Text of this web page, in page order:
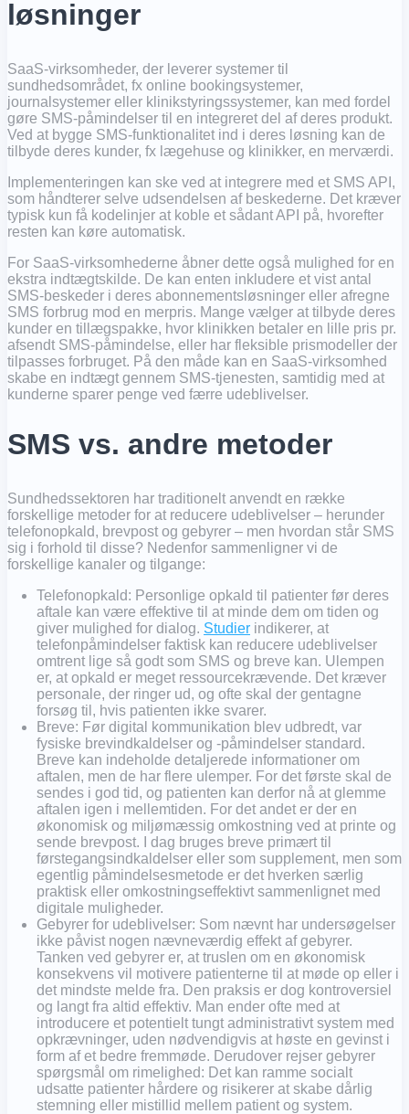
løsninger
SaaS-virksomheder, der leverer systemer til
sundhedsområdet, fx online bookingsystemer,
journalsystemer eller klinikstyringssystemer, kan med fordel
gøre SMS-påmindelser til en integreret del af deres produkt.
Ved at bygge SMS-funktionalitet ind i deres løsning kan de
tilbyde deres kunder, fx lægehuse og klinikker, en merværdi.
Implementeringen kan ske ved at integrere med et SMS API,
som håndterer selve udsendelsen af beskederne. Det kræver
typisk kun få kodelinjer at koble et sådant API på, hvorefter
resten kan køre automatisk.
For SaaS-virksomhederne åbner dette også mulighed for en
ekstra indtægtskilde. De kan enten inkludere et vist antal
SMS-beskeder i deres abonnementsløsninger eller afregne
SMS forbrug mod en merpris. Mange vælger at tilbyde deres
kunder en tillægspakke, hvor klinikken betaler en lille pris pr.
afsendt SMS-påmindelse, eller har fleksible prismodeller der
tilpasses forbruget. På den måde kan en SaaS-virksomhed
skabe en indtægt gennem SMS-tjenesten, samtidig med at
kunderne sparer penge ved færre udeblivelser.
SMS vs. andre metoder
Sundhedssektoren har traditionelt anvendt en række
forskellige metoder for at reducere udeblivelser – herunder
telefonopkald, brevpost og gebyrer – men hvordan står SMS
sig i forhold til disse? Nedenfor sammenligner vi de
forskellige kanaler og tilgange:
Telefonopkald: Personlige opkald til patienter før deres
aftale kan være effektive til at minde dem om tiden og
giver mulighed for dialog. Studier indikerer, at
telefonpåmindelser faktisk kan reducere udeblivelser
omtrent lige så godt som SMS og breve kan. Ulempen
er, at opkald er meget ressourcekrævende. Det kræver
personale, der ringer ud, og ofte skal der gentagne
forsøg til, hvis patienten ikke svarer.
Breve: Før digital kommunikation blev udbredt, var
fysiske brevindkaldelser og -påmindelser standard.
Breve kan indeholde detaljerede informationer om
aftalen, men de har flere ulemper. For det første skal de
sendes i god tid, og patienten kan derfor nå at glemme
aftalen igen i mellemtiden. For det andet er der en
økonomisk og miljømæssig omkostning ved at printe og
sende brevpost. I dag bruges breve primært til
førstegangsindkaldelser eller som supplement, men som
egentlig påmindelsesmetode er det hverken særlig
praktisk eller omkostningseffektivt sammenlignet med
digitale muligheder.
Gebyrer for udeblivelser: Som nævnt har undersøgelser
ikke påvist nogen nævneværdig effekt af gebyrer.
Tanken ved gebyrer er, at truslen om en økonomisk
konsekvens vil motivere patienterne til at møde op eller i
det mindste melde fra. Den praksis er dog kontroversiel
og langt fra altid effektiv. Man ender ofte med at
introducere et potentielt tungt administrativt system med
opkrævninger, uden nødvendigvis at høste en gevinst i
form af et bedre fremmøde. Derudover rejser gebyrer
spørgsmål om rimelighed: Det kan ramme socialt
udsatte patienter hårdere og risikerer at skabe dårlig
stemning eller mistillid mellem patient og system.